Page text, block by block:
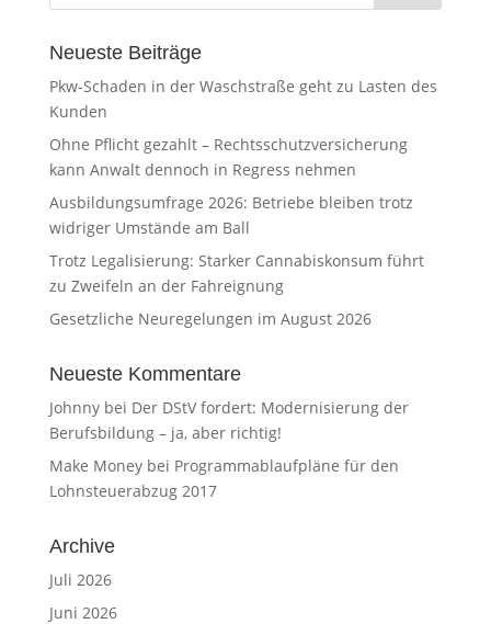
Neueste Beiträge
Pkw-Schaden in der Waschstraße geht zu Lasten des
Kunden
Ohne Pflicht gezahlt – Rechtsschutzversicherung
kann Anwalt dennoch in Regress nehmen
Ausbildungsumfrage 2026: Betriebe bleiben trotz
widriger Umstände am Ball
Trotz Legalisierung: Starker Cannabiskonsum führt
zu Zweifeln an der Fahreignung
Gesetzliche Neuregelungen im August 2026
Neueste Kommentare
Johnnybei Der DStV fordert: Modernisierung der
Berufsbildung – ja, aber richtig!
Make Moneybei Programmablaufpläne für den
Lohnsteuerabzug 2017
Archive
Juli 2026
Juni 2026